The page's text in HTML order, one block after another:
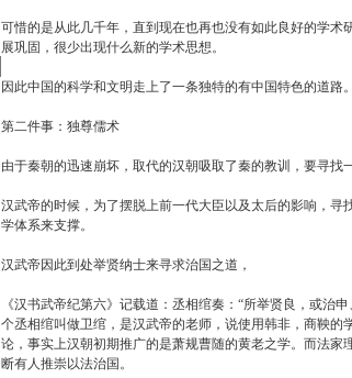
可惜的是从此几千年，直到现在也再也没有如此良好的学
展巩固，很少出现什么新的学术思想。
因此中国的科学和文明走上了一条独特的有中国特色的道路。
第二件事：独尊儒术
由于秦朝的迅速崩坏，取代的汉朝吸取了秦的教训，要寻找
汉武帝的时候，为了摆脱上前一代大臣以及太后的影响，
学体系来支撑。
汉武帝因此到处举贤纳士来寻求治国之道，
《汉书武帝纪第六》记载道：丞相绾奏：“所举贤良，或治
个丞相绾叫做卫绾，是汉武帝的老师，说使用韩非，商鞅
论，事实上汉朝初期推广的是萧规曹随的黄老之学。而法
断有人推崇以法治国。